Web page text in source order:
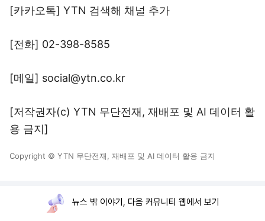
[카카오톡] YTN 검색해 채널 추가
[전화] 02-398-8585
[메일] social@ytn.co.kr
[저작권자(c) YTN 무단전재, 재배포 및 AI 데이터 활
용 금지]
Copyright © YTN 무단전재, 재배포 및 AI 데이터 활용 금지
뉴스 밖 이야기, 다음 커뮤니티 웹에서 보기